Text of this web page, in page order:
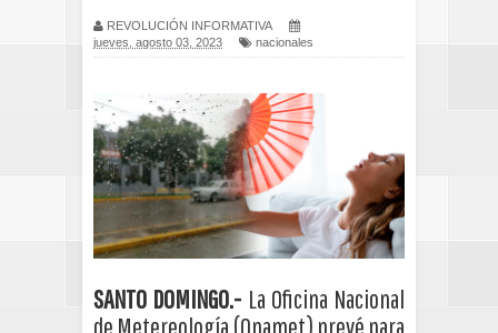
REVOLUCIÓN INFORMATIVA
jueves, agosto 03, 2023
nacionales
SANTO DOMINGO.- La Oficina Nacional
de Metereología (Onamet) prevé para